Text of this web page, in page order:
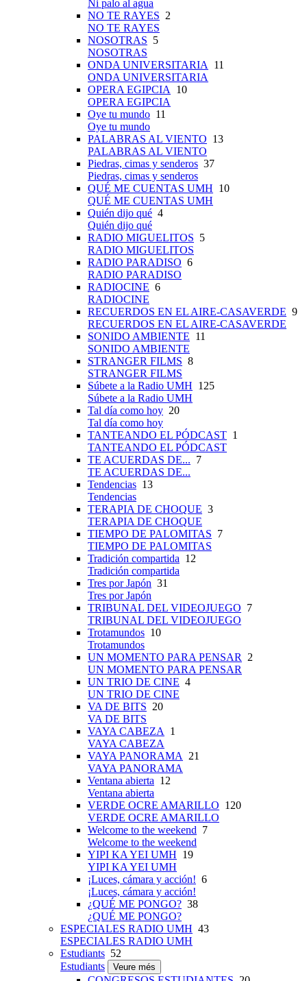
Ni palo al agua
NO TE RAYES 2
NO TE RAYES
NOSOTRAS 5
NOSOTRAS
ONDA UNIVERSITARIA
11
ONDA UNIVERSITARIA
OPERA EGIPCIA
10
OPERA EGIPCIA
Oye tu mundo 11
Oye tu mundo
PALABRAS AL VIENTO 13
PALABRAS AL VIENTO
Piedras, cimas y senderos 37
Piedras, cimas y senderos
QUÉ ME CUENTAS UMH 10
QUÉ ME CUENTAS UMH
Quién dijo qué 4
Quién dijo qué
RADIO MIGUELITOS 5
RADIO MIGUELITOS
RADIO PARADISO 6
RADIO PARADISO
RADIOCINE 6
RADIOCINE
RECUERDOS EN EL AIRE-CASAVERDE 9
RECUERDOS EN EL AIRE-CASAVERDE
SONIDO AMBIENTE 11
SONIDO AMBIENTE
STRANGER FILMS 8
STRANGER FILMS
Súbete a la Radio UMH 125
Súbete a la Radio UMH
Tal día como hoy 20
Tal día como hoy
TANTEANDO EL PÓDCAST 1
TANTEANDO EL PÓDCAST
TE ACUERDAS DE... 7
TE ACUERDAS DE...
Tendencias 13
Tendencias
TERAPIA DE CHOQUE 3
TERAPIA DE CHOQUE
TIEMPO DE PALOMITAS 7
TIEMPO DE PALOMITAS
Tradición compartida 12
Tradición compartida
Tres por Japón 31
Tres por Japón
TRIBUNAL DEL VIDEOJUEGO 7
TRIBUNAL DEL VIDEOJUEGO
Trotamundos 10
Trotamundos
UN MOMENTO PARA PENSAR
2
UN MOMENTO PARA PENSAR
UN TRIO DE CINE 4
UN TRIO DE CINE
VA DE BITS 20
VA DE BITS
VAYA CABEZA
1
VAYA CABEZA
VAYA PANORAMA
21
VAYA PANORAMA
Ventana abierta 12
Ventana abierta
VERDE OCRE AMARILLO 120
VERDE OCRE AMARILLO
Welcome to the weekend 7
Welcome to the weekend
YIPI KA YEI UMH 19
YIPI KA YEI UMH
¡Luces, cámara y acción! 6
¡Luces, cámara y acción!
¿QUÉ ME PONGO? 38
¿QUÉ ME PONGO?
ESPECIALES RADIO UMH 43
ESPECIALES RADIO UMH
Estudiants 52
Estudiants
Veure més